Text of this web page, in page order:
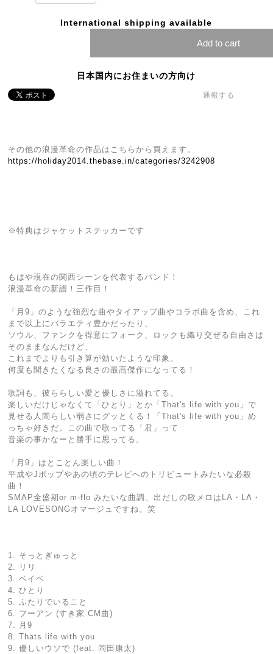
International shipping available
Add to cart
日本国内にお住まいの方向け
通報する
その他の浪漫革命の作品はこちらから買えます。
https://holiday2014.thebase.in/categories/3242908
※特典はジャケットステッカーです
もはや現在の関西シーンを代表するバンド！
浪漫革命の新譜！三作目！
「月9」のような強烈な曲やタイアップ曲やコラボ曲を含め、これ
まで以上にバラエティ豊かだったり、
ソウル、ファンクを得意にフォーク、ロックも織り交ぜる自由さは
そのままなんだけど、
これまでよりも引き算が効いたような印象。
何度も聞きたくなる良さの最高傑作になってる！
歌詞も、彼ららしい愛と優しさに溢れてる。
楽しいだけじゃなくて「ひとり」とか「That's life with you」で
見せる人間らしい弱さにグッとくる！「That's life with you」め
っちゃ好きだ。この曲で歌ってる「君」って
音楽の事かなーと勝手に思ってる。
「月9」はとことん楽しい曲！
平成やJポップやあの頃のテレビへのトリビュートみたいな必殺
曲！
SMAP全盛期or m-flo みたいな曲調、出だしの歌メロはLA・LA・
LA LOVESONGオマージュですね。笑
1. そっとぎゅっと
2. リリ
3. ベイベ
4. ひとり
5. ふたりでいること
6. フーアン (すき家 CM曲)
7. 月9
8. Thats life with you
9. 優しいウソで (feat. 岡田康太)